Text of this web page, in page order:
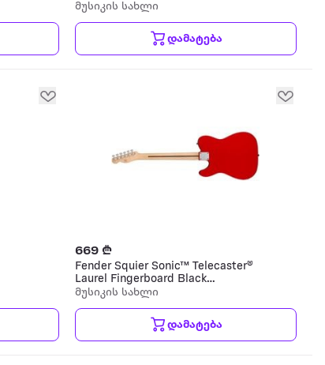
მუსიკის სახლი
დამატება
669 ₾
Fender Squier Sonic™ Telecaster®
Laurel Fingerboard Black
Pickguard Torino Red ელექტრო
მუსიკის სახლი
დამატება